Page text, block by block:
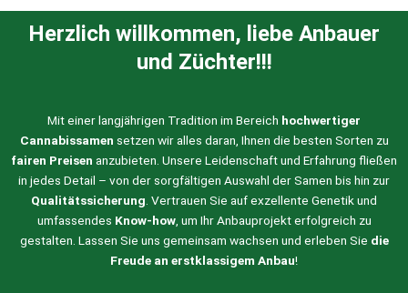
Herzlich willkommen, liebe Anbauer
und Züchter!!!
Mit einer langjährigen Tradition im Bereich hochwertiger
Cannabissamen setzen wir alles daran, Ihnen die besten Sorten zu
fairen Preisen anzubieten. Unsere Leidenschaft und Erfahrung fließen
in jedes Detail – von der sorgfältigen Auswahl der Samen bis hin zur
Qualitätssicherung. Vertrauen Sie auf exzellente Genetik und
umfassendes Know-how, um Ihr Anbauprojekt erfolgreich zu
gestalten. Lassen Sie uns gemeinsam wachsen und erleben Sie die
Freude an erstklassigem Anbau!